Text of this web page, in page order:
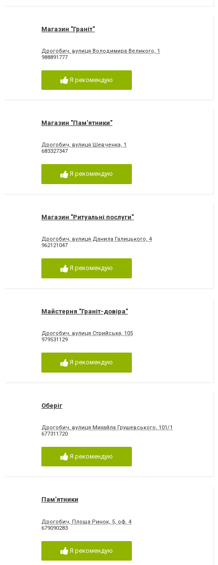
Магазин "Граніт"
Дрогобич, вулиця Володимира Великого, 1
988891777
Я рекомендую
Магазин "Пам'ятники"
Дрогобич, вулиця Шевченка, 1
683327347
Я рекомендую
Магазин "Ритуальні послуги"
Дрогобич, вулиця Данила Галицького, 4
962121047
Я рекомендую
Майстерня "Граніт-довіра"
Дрогобич, вулиця Стрийська, 105
979531129
Я рекомендую
Оберіг
Дрогобич, вулиця Михайла Грушевського, 101/1
677311720
Я рекомендую
Пам'ятники
Дрогобич, Площа Ринок, 5, оф. 4
679090283
Я рекомендую